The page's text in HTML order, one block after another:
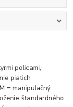
policami,
piatich
= manipulačný
štandardného